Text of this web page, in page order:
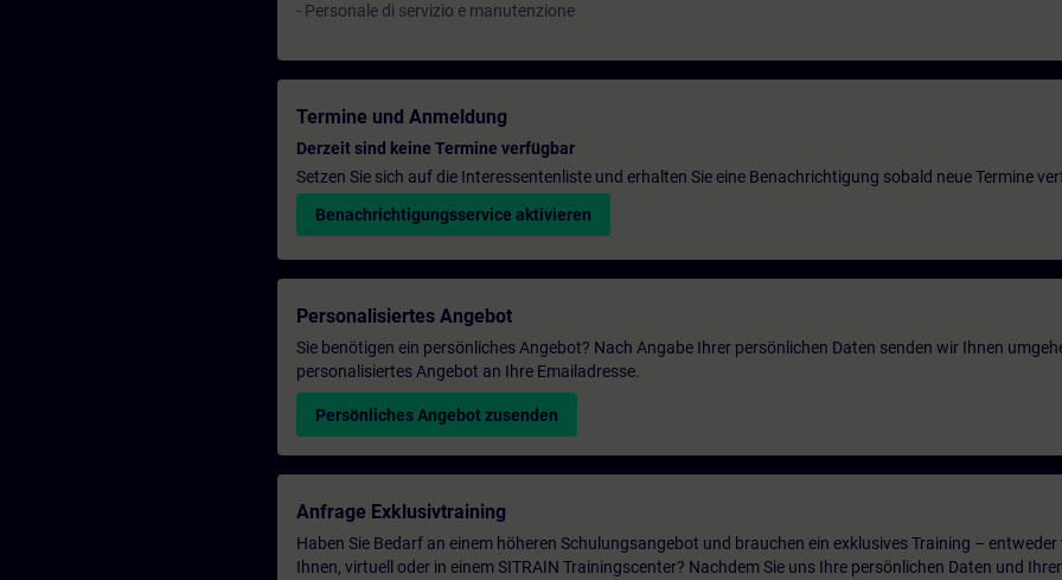
- Personale di servizio e manutenzione
Termine und Anmeldung
Derzeit sind keine Termine verfügbar
Setzen Sie sich auf die Interessentenliste und erhalten Sie eine Benachrichtigung sobald neue Termine
Benachrichtigungsservice aktivieren
Personalisiertes Angebot
Sie benötigen ein persönliches Angebot? Nach Angabe Ihrer persönlichen Daten senden wir Ihnen
personalisiertes Angebot an Ihre Emailadresse.
Persönliches Angebot zusenden
Anfrage Exklusivtraining
Haben Sie Bedarf an einem höheren Schulungsangebot und brauchen ein exklusives Training – entweder
Ihnen, virtuell oder in einem SITRAIN Trainingscenter? Nachdem Sie uns Ihre persönlichen Daten und